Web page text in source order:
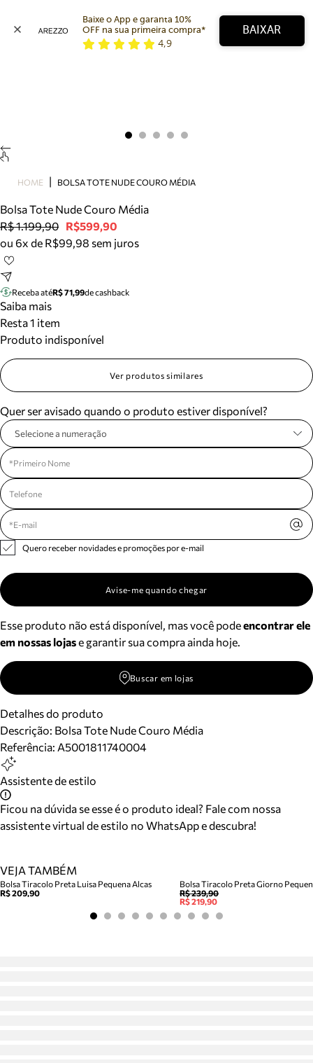
Bolsa
Tamanco
Tênis
Mule
Tire dúvidas sobre pedidos, devoluções e mais.
Meus pedidos
Acompanhe seus pedidos e solicite devoluções.
Baixe o App e garanta 10%
OFF na sua primeira compra*
4,9
BAIXAR
HOME BOLSA TOTE NUDE COURO MÉDIA
Bolsa Tote Nude Couro Média
R$ 1.199,90 R$599,90
ou 6x de R$99,98 sem juros
Receba atéR$ 71,99de cashback
Saiba mais
Resta 1 item
Produto indisponível
Ver produtos similares
Quer ser avisado quando o produto estiver disponível?
Selecione a numeração
Quero receber novidades e promoções por e-mail
Avise-me quando chegar
Esse produto não está disponível, mas você podeencontrar ele
em nossas lojase garantir sua compra ainda hoje.
Buscar em lojas
Detalhes do produto
Descrição: Bolsa Tote Nude Couro Média
Referência: A5001811740004
Assistente de estilo
Ficou na dúvida se esse é o produto ideal? Fale com nossa
assistente virtual de estilo no WhatsApp e descubra!
VEJA TAMBÉM
Bolsa Tiracolo Preta Luisa Pequena Alcas
R$ 209,90
Bolsa Tiracolo Preta Giorno
R$ 239,90
R$ 219,90